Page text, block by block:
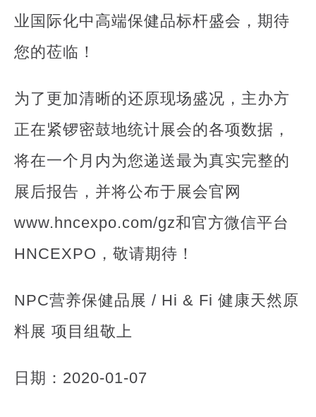
业国际化中高端保健品标杆盛会，期待
您的莅临！
为了更加清晰的还原现场盛况，主办方
正在紧锣密鼓地统计展会的各项数据，
将在一个月内为您递送最为真实完整的
展后报告，并将公布于展会官网
www.hncexpo.com/gz和官方微信平台
HNCEXPO，敬请期待！
NPC营养保健品展 / Hi & Fi 健康天然原
料展 项目组敬上
日期：2020-01-07